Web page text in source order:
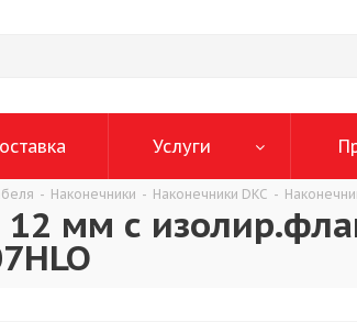
Услуги
- Наконечники - Наконечники DKC -
12 мм с